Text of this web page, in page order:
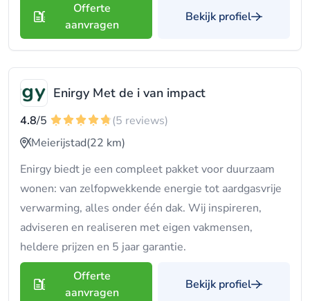
Offerte
aanvragen
Bekijk profiel
Enirgy Met de i van impact
4.8/5
(5 reviews)
Meierijstad(22 km)
Enirgy biedt je een compleet pakket voor duurzaam
wonen: van zelfopwekkende energie tot aardgasvrije
verwarming, alles onder één dak. Wij inspireren,
adviseren en realiseren met eigen vakmensen,
heldere prijzen en 5 jaar garantie.
Offerte
aanvragen
Bekijk profiel